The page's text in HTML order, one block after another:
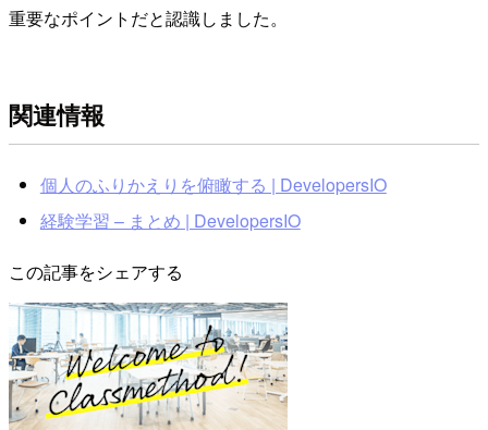
重要なポイントだと認識しました。
関連情報
個人のふりかえりを俯瞰する | DevelopersIO
経験学習 – まとめ | DevelopersIO
この記事をシェアする